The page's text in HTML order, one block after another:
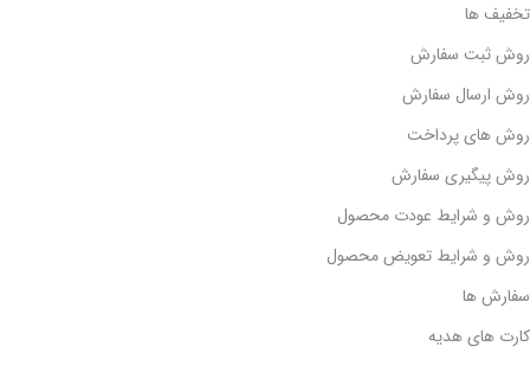
تخفیف ها
روش ثبت سفارش
روش ارسال سفارش
روش های پرداخت
روش پیگیری سفارش
روش و شرایط عودت محصول
روش و شرایط تعویض محصول
سفارش ها
کارت های هدیه